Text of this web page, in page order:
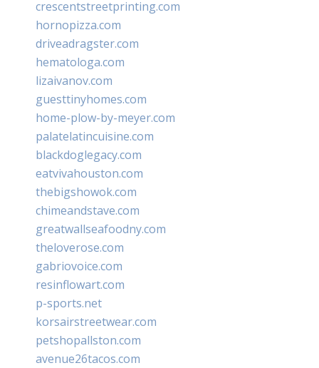
crescentstreetprinting.com
hornopizza.com
driveadragster.com
hematologa.com
lizaivanov.com
guesttinyhomes.com
home-plow-by-meyer.com
palatelatincuisine.com
blackdoglegacy.com
eatvivahouston.com
thebigshowok.com
chimeandstave.com
greatwallseafoodny.com
theloverose.com
gabriovoice.com
resinflowart.com
p-sports.net
korsairstreetwear.com
petshopallston.com
avenue26tacos.com